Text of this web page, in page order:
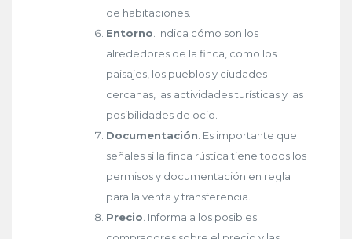
de habitaciones.
Entorno . Indica cómo son los
alrededores de la finca, como los
paisajes, los pueblos y ciudades
cercanas, las actividades turísticas y las
posibilidades de ocio.
Documentación . Es importante que
señales si la finca rústica tiene todos los
permisos y documentación en regla
para la venta y transferencia.
Precio . Informa a los posibles